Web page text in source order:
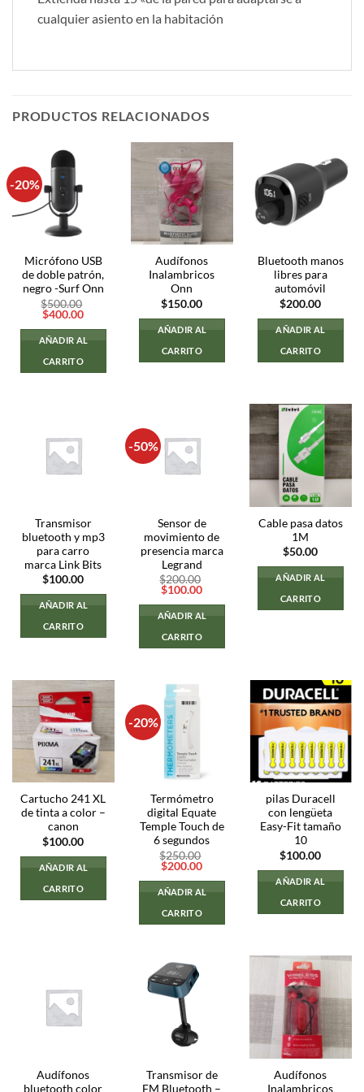
cualquier asiento en la habitación
PRODUCTOS RELACIONADOS
-20%
Micrófono USB
de doble patrón,
negro -Surf Onn
$500.00
El
original
era:
$500.00.
$400.00El
actual
es:
AÑADIR AL
CARRITO
Audífonos
Inalambricos
Onn
$150.00
AÑADIR AL
CARRITO
Bluetooth manos
libres para
automóvil
$200.00
AÑADIR AL
CARRITO
Transmisor
bluetooth y mp3
para carro
marca Link Bits
$100.00
AÑADIR AL
CARRITO
-50%
Sensor de
movimiento de
presencia marca
Legrand
$200.00
El
original
era:
$200.00.
$100.00El
actual
es:
AÑADIR AL
CARRITO
Cable pasa datos
1M
$50.00
AÑADIR AL
CARRITO
Cartucho 241 XL
de tinta a color –
canon
$100.00
AÑADIR AL
CARRITO
-20%
Termómetro
digital Equate
Temple Touch de
6 segundos
$250.00
El
original
era:
$250.00.
$200.00El
actual
es:
AÑADIR AL
CARRITO
pilas Duracell
con lengüeta
Easy-Fit tamaño
10
$100.00
AÑADIR AL
CARRITO
Audífonos
bluetooth color
Transmisor de
FM Bluetooth –
Audífonos
Inalambricos